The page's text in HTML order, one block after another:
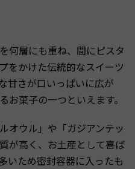
何層にも重ね、間にピスタ
をかけた伝統的なスイーツ
甘さが口いっぱいに広が
お菓子の一つといえます。
オウル」や「ガジアンテッ
が高く、お土産として喜ば
いため密封容器に入ったも